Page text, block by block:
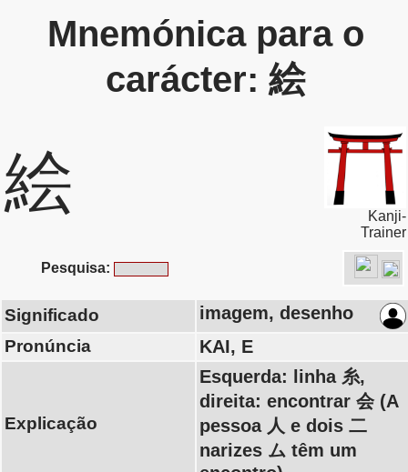
Mnemónica para o
carácter: 絵
絵
Kanji-
Trainer
Pesquisa:
Significado imagem, desenho
Pronúncia KAI, E
Explicação
Esquerda: linha 糸,
direita: encontrar 会 (A
pessoa 人 e dois 二
narizes ム têm um